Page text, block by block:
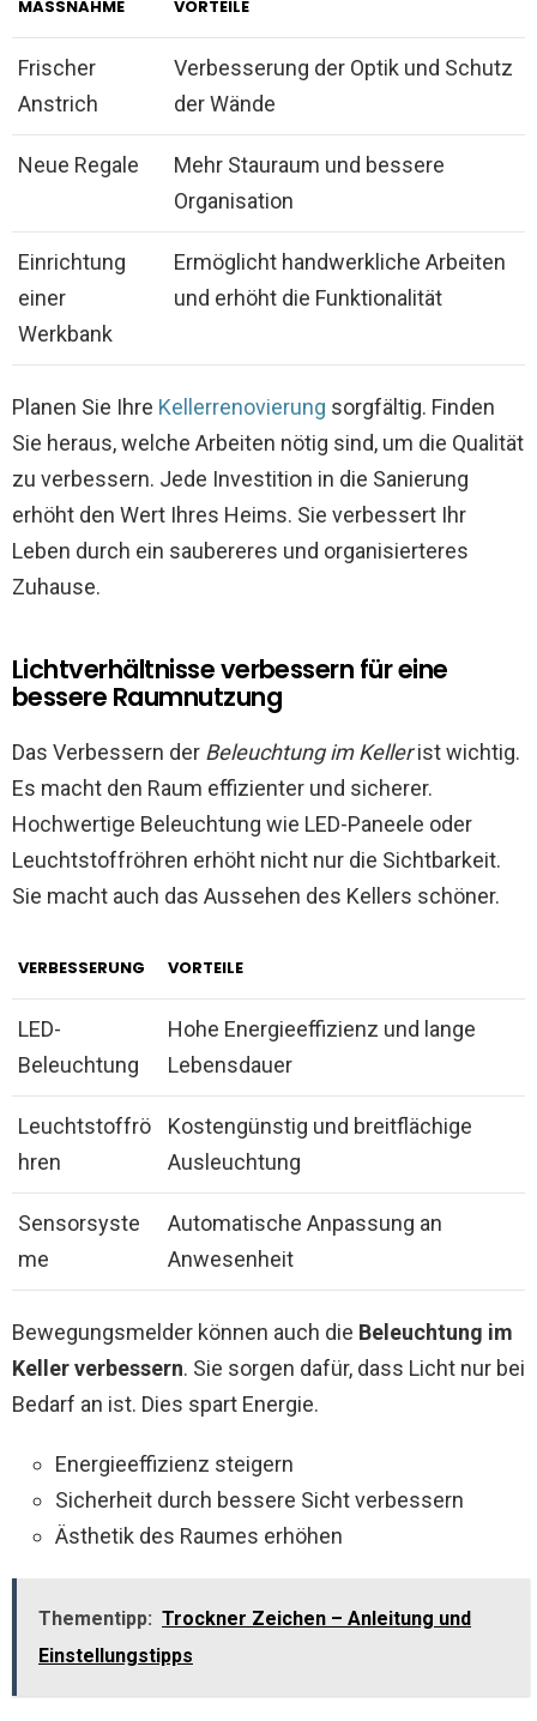
MASSNAHME VORTEILE
Frischer
Anstrich
Verbesserung der Optik und Schutz
der Wände
Neue Regale
Mehr Stauraum und bessere
Organisation
Einrichtung
einer
Werkbank
Ermöglicht handwerkliche Arbeiten
und erhöht die Funktionalität
Planen Sie Ihre Kellerrenovierung sorgfältig. Finden
Sie heraus, welche Arbeiten nötig sind, um die Qualität
zu verbessern. Jede Investition in die Sanierung
erhöht den Wert Ihres Heims. Sie verbessert Ihr
Leben durch ein saubereres und organisierteres
Zuhause.
Lichtverhältnisse verbessern für eine
bessere Raumnutzung
Das Verbessern der Beleuchtung im Kellerist wichtig.
Es macht den Raum effizienter und sicherer.
Hochwertige Beleuchtung wie LED-Paneele oder
Leuchtstoffröhren erhöht nicht nur die Sichtbarkeit.
Sie macht auch das Aussehen des Kellers schöner.
VERBESSERUNG VORTEILE
LED-
Beleuchtung
Hohe Energieeffizienz und lange
Lebensdauer
Leuchtstoffrö
hren
Kostengünstig und breitflächige
Ausleuchtung
Sensorsyste
me
Automatische Anpassung an
Anwesenheit
Bewegungsmelder können auch die Beleuchtung im
Keller verbessern. Sie sorgen dafür, dass Licht nur bei
Bedarf an ist. Dies spart Energie.
Energieeffizienz steigern
Sicherheit durch bessere Sicht verbessern
Ästhetik des Raumes erhöhen
Thementipp: Trockner Zeichen – Anleitung und
Einstellungstipps